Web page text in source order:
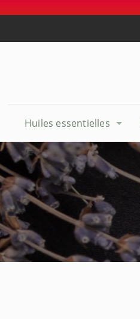
Huiles essentielles